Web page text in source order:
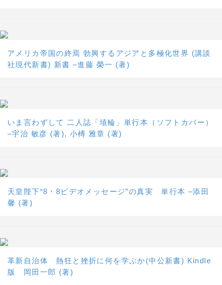
アメリカ帝国の終焉 勃興するアジアと多極化世界 (講談
社現代新書) 新書 –進藤 榮一 (著)
いま言わずして 二人誌「埴輪」単行本（ソフトカバー）
–宇治 敏彦 (著), 小榑 雅章 (著)
天皇陛下“8・8ビデオメッセージ”の真実 単行本 –添田
馨 (著)
革新自治体 熱狂と挫折に何を学ぶか(中公新書) Kindle
版 岡田一郎 (著)